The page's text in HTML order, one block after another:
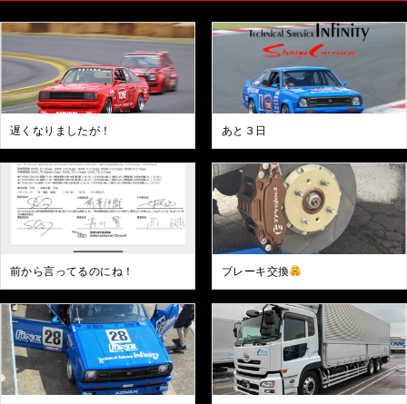
遅くなりましたが！ あと３日
前から言ってるのにね！ ブレーキ交換